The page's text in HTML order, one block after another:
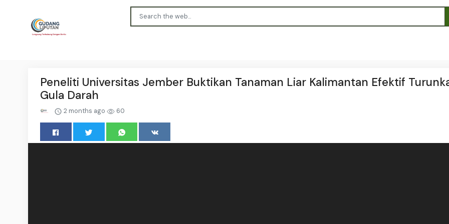
Peneliti Universitas Jember Buktikan Tanaman Liar Kalimantan Efektif
Gula Darah
2 months ago 60